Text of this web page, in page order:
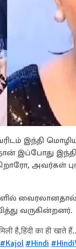
இந்தி
இப்போது
அவர்கள்
வைரலானதால்
வருகின்றனர்.
मिली है,हिंदी का ही
#Kajol #Hindi